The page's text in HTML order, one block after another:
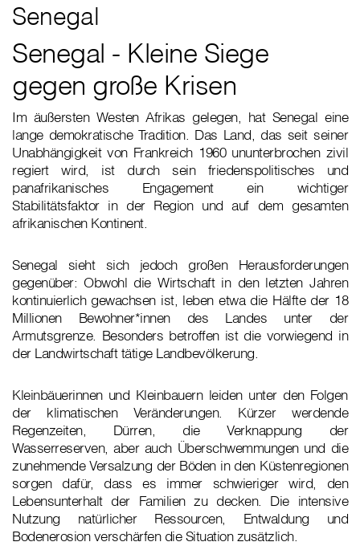
Senegal
Senegal - Kleine Siege
gegen große Krisen
Im äußersten Westen Afrikas gelegen, hat Senegal eine
lange demokratische Tradition. Das Land, das seit seiner
Unabhängigkeit von Frankreich 1960 ununterbrochen zivil
regiert wird, ist durch sein friedenspolitisches und
panafrikanisches Engagement ein wichtiger
Stabilitätsfaktor in der Region und auf dem gesamten
afrikanischen Kontinent.
Senegal sieht sich jedoch großen Herausforderungen
gegenüber: Obwohl die Wirtschaft in den letzten Jahren
kontinuierlich gewachsen ist, leben etwa die Hälfte der 18
Millionen Bewohner*innen des Landes unter der
Armutsgrenze. Besonders betroffen ist die vorwiegend in
der Landwirtschaft tätige Landbevölkerung.
Kleinbäuerinnen und Kleinbauern leiden unter den Folgen
der klimatischen Veränderungen. Kürzer werdende
Regenzeiten, Dürren, die Verknappung der
Wasserreserven, aber auch Überschwemmungen und die
zunehmende Versalzung der Böden in den Küstenregionen
sorgen dafür, dass es immer schwieriger wird, den
Lebensunterhalt der Familien zu decken. Die intensive
Nutzung natürlicher Ressourcen, Entwaldung und
Bodenerosion verschärfen die Situation zusätzlich.